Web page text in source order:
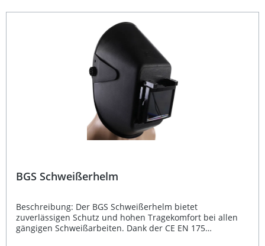
komfortabel darunter tragen können. Schutzbrille nach
Beschlagfreie Nutzung durch Belüftungslöcher Weicher
PVC-Rahmen für hohen Tragekomfort Für Brillenträger
BGS Schweißerhelm
Beschreibung: Der BGS Schweißerhelm bietet
zuverlässigen Schutz und hohen Tragekomfort bei allen
gängigen Schweißarbeiten. Dank der CE EN 175